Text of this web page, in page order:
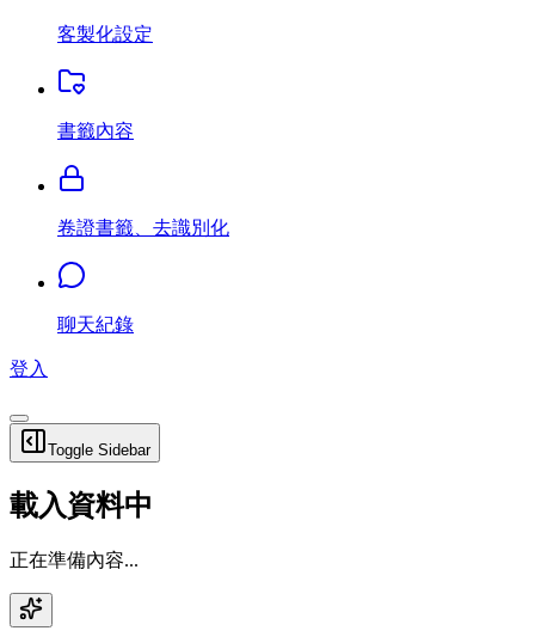
客製化設定
書籤內容
卷證書籤、去識別化
聊天紀錄
登入
Toggle Sidebar
載入資料中
正在準備內容...